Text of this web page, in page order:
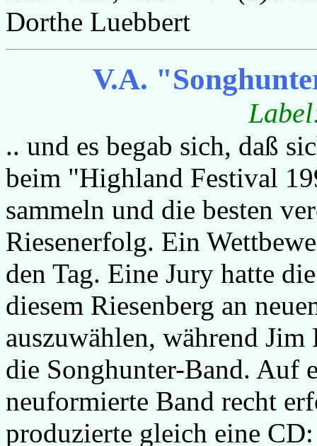
Dorthe Luebbert
V.A.
.. und es begab sich, daß
beim "Highland Festival
sammeln und die besten
Riesenerfolg. Ein
den Tag. Eine Jury hatte
diesem Riesenberg an
auszuwählen, während
die Songhunter-Band. Auf
neuformierte Band recht
produzierte gleich eine